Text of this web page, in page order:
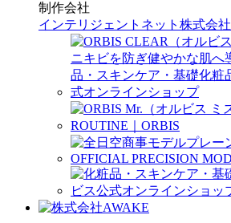
制作会社
インテリジェントネット株式会社